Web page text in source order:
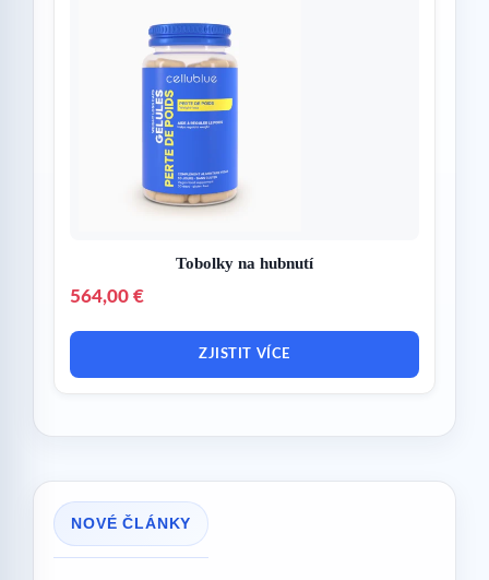
Tobolky na hubnutí
564,00 €
ZJISTIT VÍCE
NOVÉ ČLÁNKY